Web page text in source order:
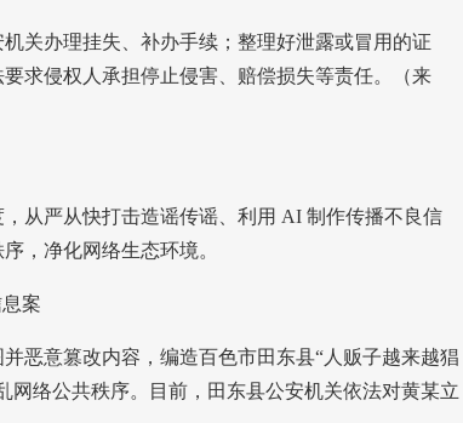
关办理挂失、补办手续；整理好泄露或冒用的证
求侵权人承担停止侵害、赔偿损失等责任。（来
从严从快打击造谣传谣、利用 AI 制作传播不良信
，净化网络生态环境。
案
恶意篡改内容，编造百色市田东县“人贩子越来越猖
络公共秩序。目前，田东县公安机关依法对黄某立